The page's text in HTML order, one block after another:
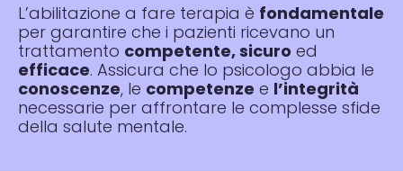
L’abilitazione a fare terapia è fondamentale
per garantire che i pazienti ricevano un
trattamento competente, sicuro ed
efficace. Assicura che lo psicologo abbia le
conoscenze, le competenze e l’integrità
necessarie per affrontare le complesse sfide
della salute mentale.